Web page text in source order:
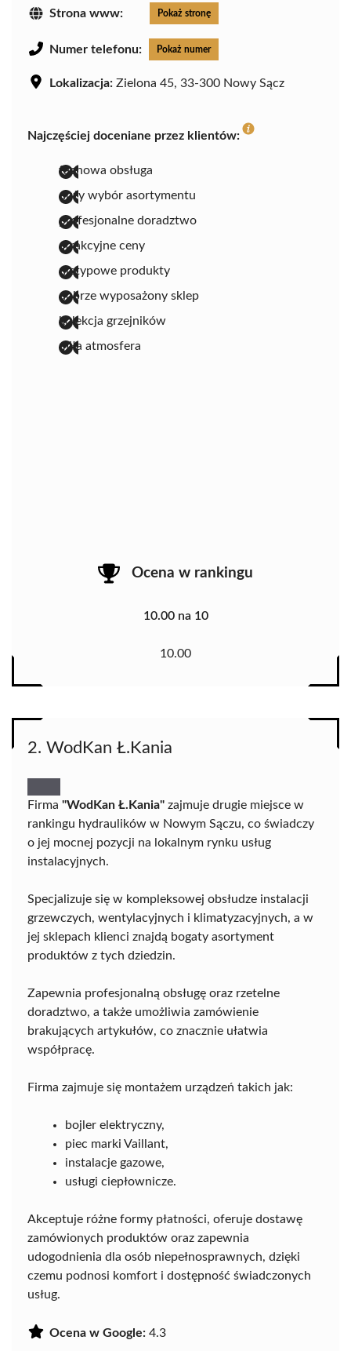
Strona www: Pokaż stronę
Numer telefonu: Pokaż numer
Lokalizacja: Zielona 45, 33-300 Nowy Sącz
Najczęściej doceniane przez klientów:
fachowa obsługa
duży wybór asortymentu
profesjonalne doradztwo
atrakcyjne ceny
nietypowe produkty
dobrze wyposażony sklep
kolekcja grzejników
miła atmosfera
Ocena w rankingu
10.00 na 10
10.00
2. WodKan Ł.Kania
Firma "WodKan Ł.Kania" zajmuje drugie miejsce w
rankingu hydraulików w Nowym Sączu, co świadczy
o jej mocnej pozycji na lokalnym rynku usług
instalacyjnych.
Specjalizuje się w kompleksowej obsłudze instalacji
grzewczych, wentylacyjnych i klimatyzacyjnych, a w
jej sklepach klienci znajdą bogaty asortyment
produktów z tych dziedzin.
Zapewnia profesjonalną obsługę oraz rzetelne
doradztwo, a także umożliwia zamówienie
brakujących artykułów, co znacznie ułatwia
współpracę.
Firma zajmuje się montażem urządzeń takich jak:
bojler elektryczny,
piec marki Vaillant,
instalacje gazowe,
usługi ciepłownicze.
Akceptuje różne formy płatności, oferuje dostawę
zamówionych produktów oraz zapewnia
udogodnienia dla osób niepełnosprawnych, dzięki
czemu podnosi komfort i dostępność świadczonych
usług.
Ocena w Google: 4.3